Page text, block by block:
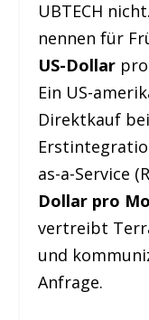
UBTECH
nennen für
US-Dollar
Ein US-
Direktkauf bei
as-a-Service
Dollar pro
vertreibt
und
Anfrage.